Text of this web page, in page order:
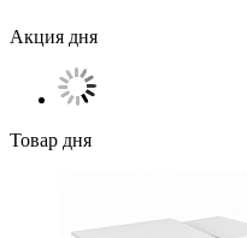
Акция дня
Товар дня